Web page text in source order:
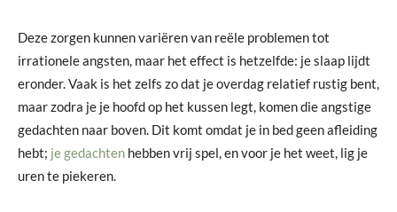
Deze zorgen kunnen variëren van reële problemen tot
irrationele angsten, maar het effect is hetzelfde: je slaap lijdt
eronder. Vaak is het zelfs zo dat je overdag relatief rustig bent,
maar zodra je je hoofd op het kussen legt, komen die angstige
gedachten naar boven. Dit komt omdat je in bed geen afleiding
hebt; je gedachten hebben vrij spel, en voor je het weet, lig je
uren te piekeren.